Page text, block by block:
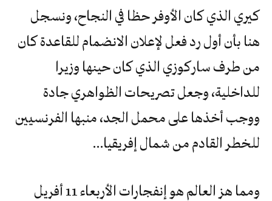
كيري الذي كان الأوفر حظا في النجاح، ونسجل
هنا بأن أول رد فعل لإعلان الانضمام للقاعدة كان
من طرف ساركوزي الذي كان حينها وزيرا
للداخلية، وجعل تصريحات الظواهري جادة
ووجب أخذها على محمل الجد، منبها الفرنسيين
للخطر القادم من شمال إفريقيا…
ومما هز العالم هو إنفجارات الأربعاء 11 أفريل